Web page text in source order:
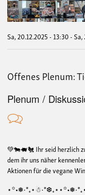
Sa, 20.12.2025 - 13:30-Sa,
Offenes Plenum:
Plenum /
💚🐄🐖🐔 Ihr seid herzlich
dem ihr uns näher
Aktionen für die vegane